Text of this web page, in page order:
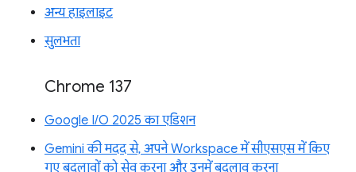
अन्य हाइलाइट
सुलभता
Chrome 137
Google I/O 2025 का एडिशन
Gemini की मदद से, अपने Workspace में सीएसएस में किए
गए बदलावों को सेव करना और उनमें बदलाव करना